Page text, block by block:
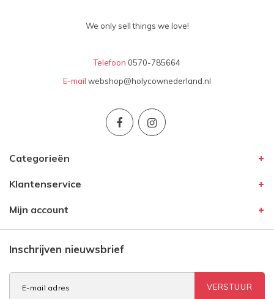
We only sell things we love!
Telefoon 0570-785664
E-mail webshop@holycownederland.nl
Categorieën
Klantenservice
Mijn account
Inschrijven nieuwsbrief
VERSTUUR